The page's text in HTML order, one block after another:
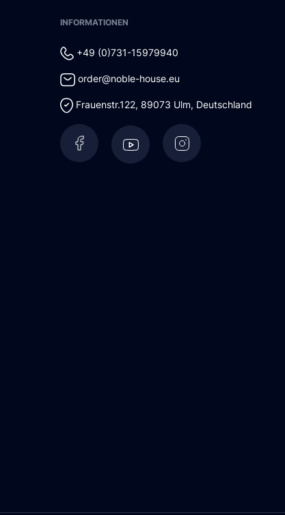
INFORMATIONEN
+49 (0)731-15979940
order@noble-house.eu
Frauenstr.122, 89073 Ulm, Deutschland